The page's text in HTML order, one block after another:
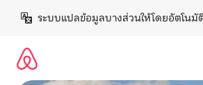
เนื้อหา
ระบบแปลข้อมูลบางส่วนให้โดยอัตโนมั